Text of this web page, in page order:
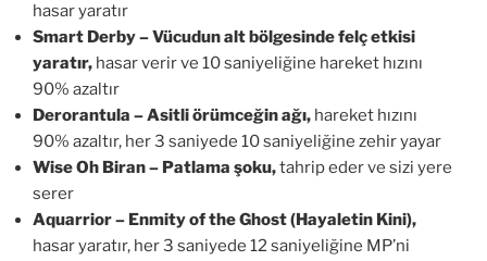
hasar yaratır
Smart Derby – Vücudun alt bölgesinde felç etkisi
yaratır, hasar verir ve 10 saniyeliğine hareket hızını
90% azaltır
Derorantula – Asitli örümceğin ağı, hareket hızını
90% azaltır, her 3 saniyede 10 saniyeliğine zehir yayar
Wise Oh Biran – Patlama şoku,tahrip eder ve sizi yere
serer
Aquarrior – Enmity of the Ghost (Hayaletin Kini),
hasar yaratır, her 3 saniyede 12 saniyeliğine MP’ni